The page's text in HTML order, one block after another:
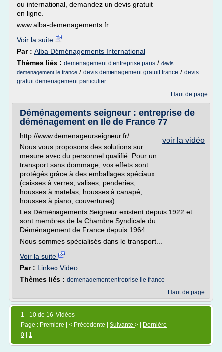
ou international, demandez un devis gratuit
en ligne.
www.alba-demenagements.fr
Voir la suite
Par : Alba Déménagements International
Thèmes liés : demenagement d entreprise paris / devis
demenagement ile france / devis demenagement gratuit france / devis
gratuit demenagement particulier
Haut de page
Déménagements seigneur : entreprise de
déménagement en Ile de France 77
voir la vidéo
http://www.demenageurseigneur.fr/
Nous vous proposons des solutions sur
mesure avec du personnel qualifié. Pour un
transport sans dommage, vos effets sont
protégés grâce à des emballages spéciaux
(caisses à verres, valises, penderies,
housses à matelas, housses à canapé,
housses à piano, couvertures).
Les Déménagements Seigneur existent depuis 1922 et
sont membres de la Chambre Syndicale du
Déménagement de France depuis 1964.
Nous sommes spécialisés dans le transport...
Voir la suite
Par : Linkeo Video
Thèmes liés : demenagement entreprise ile france
Haut de page
1 - 10 de 16 Vidéos
Page : Première | < Précédente | Suivante > |
Dernière
0
1